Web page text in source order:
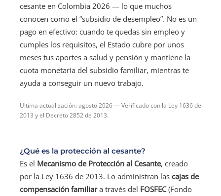
cesante en Colombia 2026 — lo que muchos
conocen como el “subsidio de desempleo”. No es un
pago en efectivo: cuando te quedas sin empleo y
cumples los requisitos, el Estado cubre por unos
meses tus aportes a salud y pensión y mantiene la
cuota monetaria del subsidio familiar, mientras te
ayuda a conseguir un nuevo trabajo.
Última actualización: agosto 2026 — Verificado con la Ley 1636 de
2013 y el Decreto 2852 de 2013.
¿Qué es la protección al cesante?
Es el Mecanismo de Protección al Cesante, creado
por la Ley 1636 de 2013. Lo administran las cajas de
compensación familiara través del FOSFEC(Fondo